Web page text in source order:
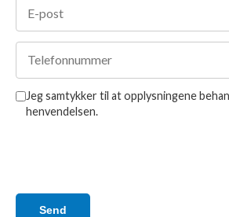
Jeg samtykker til at opplysningene
henvendelsen.
Send